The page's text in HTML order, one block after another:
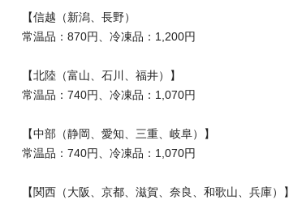
【信越（新潟、長野）
常温品：870円、冷凍品：1,200円
【北陸（富山、石川、福井）】
常温品：740円、冷凍品：1,070円
【中部（静岡、愛知、三重、岐阜）】
常温品：740円、冷凍品：1,070円
【関西（大阪、京都、滋賀、奈良、和歌山、兵庫）】